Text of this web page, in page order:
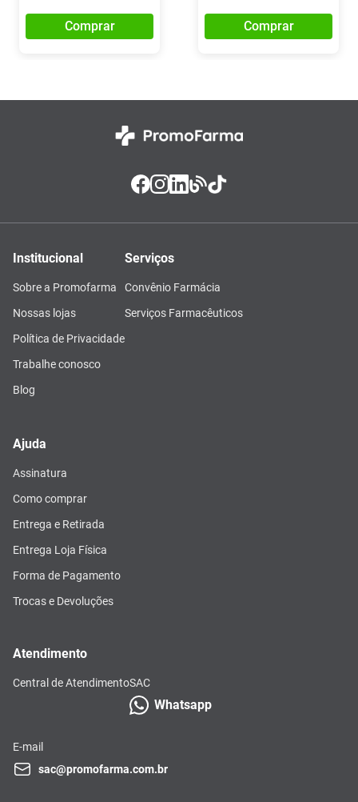
Comprar Comprar
Institucional
Sobre a Promofarma
Nossas lojas
Política de Privacidade
Trabalhe conosco
Blog
Serviços
Convênio Farmácia
Serviços Farmacêuticos
Ajuda
Assinatura
Como comprar
Entrega e Retirada
Entrega Loja Física
Forma de Pagamento
Trocas e Devoluções
Atendimento
Central de AtendimentoSAC
Whatsapp
E-mail
sac@promofarma.com.br